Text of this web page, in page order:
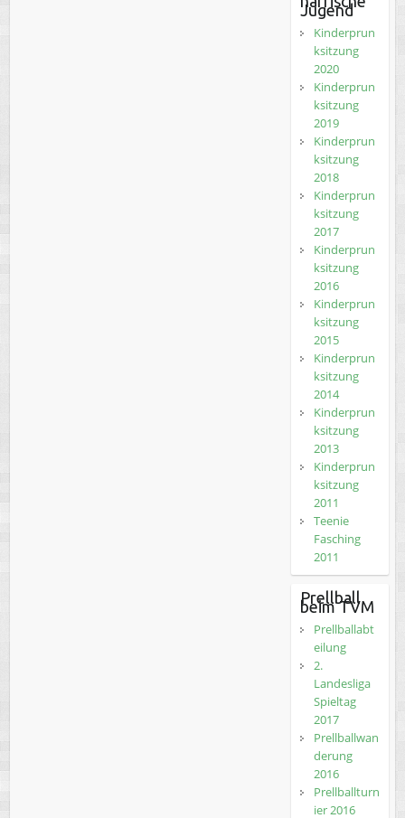
Jugend
Kinderprun
ksitzung
2020
Kinderprun
ksitzung
2019
Kinderprun
ksitzung
2018
Kinderprun
ksitzung
2017
Kinderprun
ksitzung
2016
Kinderprun
ksitzung
2015
Kinderprun
ksitzung
2014
Kinderprun
ksitzung
2013
Kinderprun
ksitzung
2011
Teenie
Fasching
2011
Prellball
beim TVM
Prellballabt
eilung
2.
Landesliga
Spieltag
2017
Prellballwan
derung
2016
Prellballturn
ier 2016